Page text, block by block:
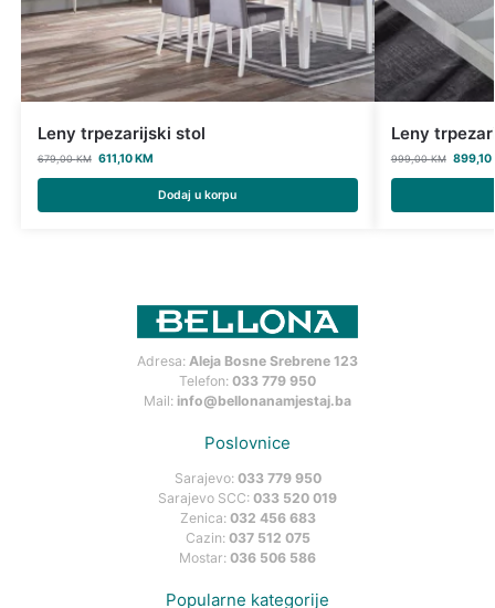
Leny trpezarijski stol
679,00KM 611,10KM
Dodaj u korpu
Leny
999,00KM 899,10
Adresa: Aleja Bosne Srebrene 123
Telefon: 033 779 950
Mail: info@bellonanamjestaj.ba
Poslovnice
Sarajevo: 033 779 950
Sarajevo SCC: 033 520 019
Zenica: 032 456 683
Cazin: 037 512 075
Mostar: 036 506 586
Popularne kategorije